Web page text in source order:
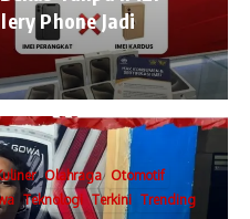
Phone Jadi
Olahraga Otomotif
Teknologi Terkini Trending